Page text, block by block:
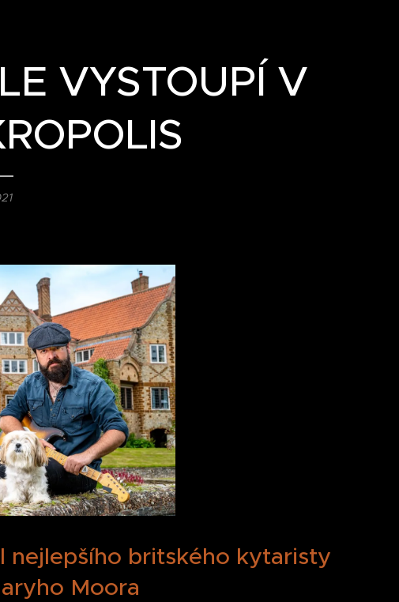
VYSTOUPÍ V
nejlepšího britského kytaristy
Moora